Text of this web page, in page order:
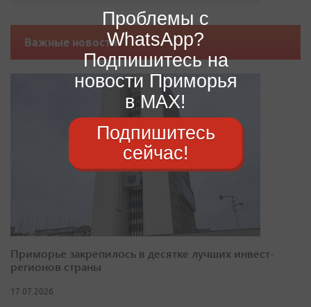
Важные новости
Приморье закрепилось в десятке лучших инвест-
регионов страны
17.07.2026
Проблемы с
WhatsApp?
Подпишитесь на
новости Приморья
в MAX!
Подпишитесь
сейчас!